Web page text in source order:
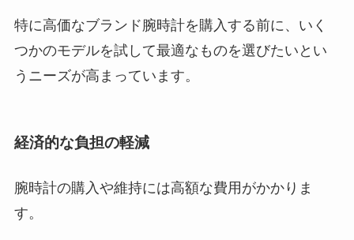
特に高価なブランド腕時計を購入する前に、いく
つかのモデルを試して最適なものを選びたいとい
うニーズが高まっています。
経済的な負担の軽減
腕時計の購入や維持には高額な費用がかかりま
す。